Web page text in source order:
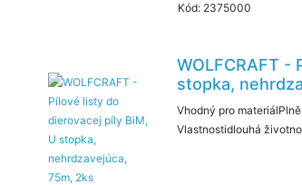
Kód: 2375000
WOLFCRAFT -
stopka,
Vhodný pro
Vlastnostidlouhá